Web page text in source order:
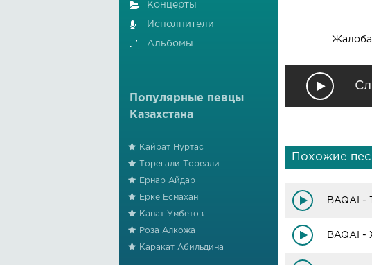
Жалоба
Похожие
BAQAI -
BAQAI -
Концерты
Исполнители
Альбомы
Популярные певцы
Казахстана
Кайрат Нуртас
Торегали Тореали
Ернар Айдар
Ерке Есмахан
Канат Умбетов
Роза Алкожа
Каракат Абильдина